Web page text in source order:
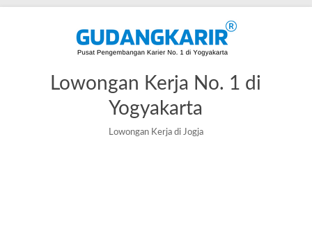
Lowongan Kerja No. 1 di
Yogyakarta
Lowongan Kerja di Jogja